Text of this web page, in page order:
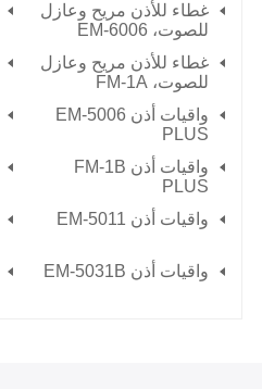
غطاء للأذن مريح وعازل
للصوت، EM-6006
غطاء للأذن مريح وعازل
للصوت، FM-1A
واقيات أذن EM-5006
PLUS
واقيات أذن FM-1B
PLUS
واقيات أذن EM-5011
واقيات أذن EM-5031B